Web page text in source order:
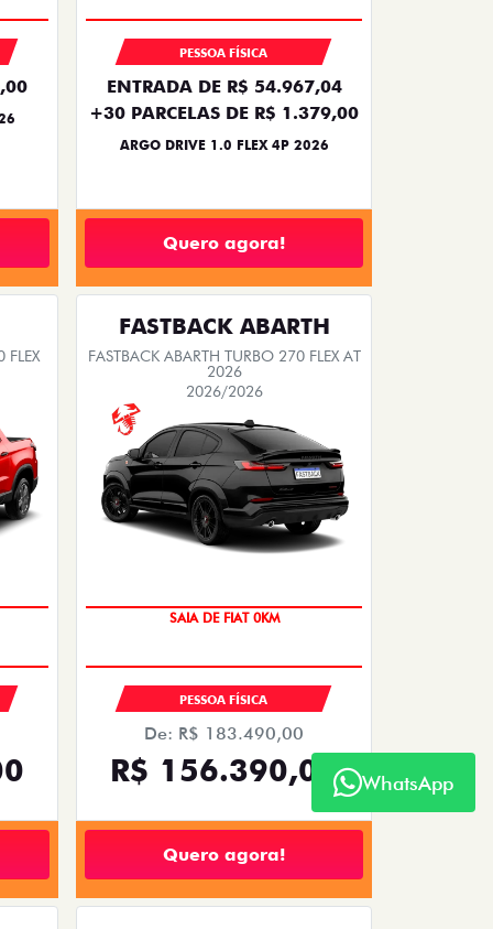
APROVADO NO BNDES FINAME*
CNPJ E MICROEMPRESÁRIO
De: R$ 132.990,00
R$ 105.790,00
Quero agora!
FASTBACK
FASTBACK TURBO 200 FLEX AT 2026
2026/2026
VENDAS PARA PCD
De: R$ 119.990,00
WhatsApp